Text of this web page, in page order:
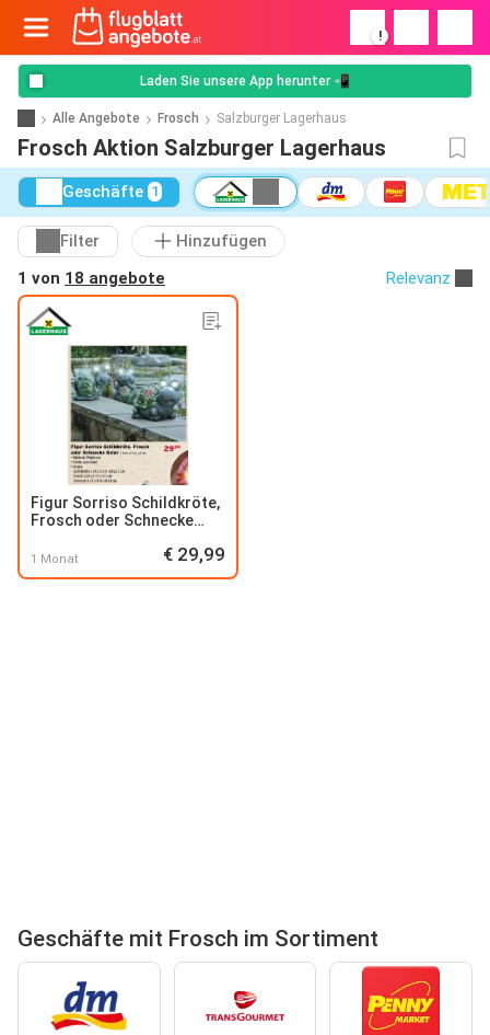
!
Laden Sie unsere App herunter 📲
Alle Angebote Frosch Salzburger Lagerhaus
Frosch Aktion Salzburger Lagerhaus
Geschäfte 1
Filter
Hinzufügen
1 von 18 angebote Relevanz
Figur Sorriso Schildkröte,
Frosch oder Schnecke
1 Monat € 29,99
Geschäfte mit Frosch im Sortiment